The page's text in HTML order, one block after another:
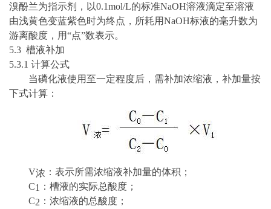
溴酚兰为指示剂，以0.1mol/L的标准NaOH溶液滴定至溶液
由浅黄色变蓝紫色时为终点，所耗用NaOH标液的毫升数为
游离酸度，用“点”数表示。
5.3 槽液补加
5.3.1 计算公式
当磷化液使用至一定程度后，需补加浓缩液，补加量按
下式计算：
V浓 ：表示所需浓缩液补加量的体积；
C1 ：槽液的实际总酸度；
C2 ：浓缩液的总酸度；